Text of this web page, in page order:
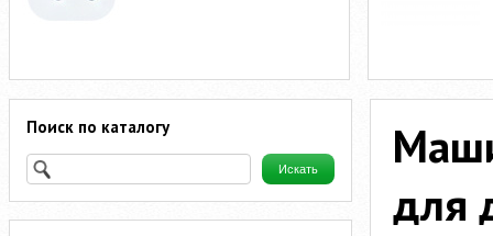
Поиск по каталогу
для